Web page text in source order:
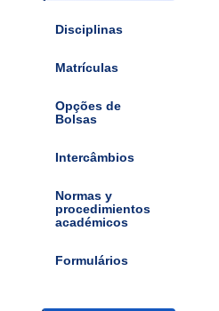
Disciplinas
Matrículas
Opções de
Bolsas
Intercâmbios
Normas y
procedimientos
académicos
Formulários